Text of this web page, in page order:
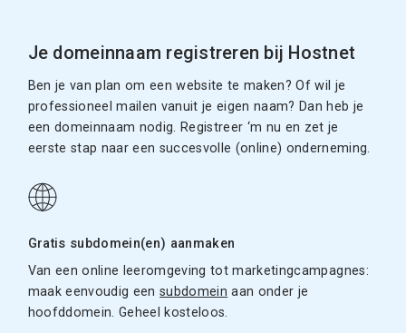
Je domeinnaam registreren bij Hostnet
Ben je van plan om een website te maken? Of wil je
professioneel mailen vanuit je eigen naam? Dan heb je
een domeinnaam nodig. Registreer ‘m nu en zet je
eerste stap naar een succesvolle (online) onderneming.
Gratis subdomein(en) aanmaken
Van een online leeromgeving tot marketingcampagnes:
maak eenvoudig eensubdomein aan onder je
hoofddomein. Geheel kosteloos.